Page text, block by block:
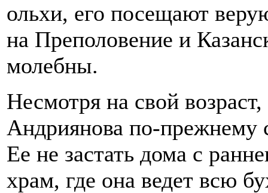
ольхи, его посещают
на Преполовение и
молебны.
Несмотря на свой
Андриянова по-прежнему
Ее не застать дома с
храм, где она ведет всю